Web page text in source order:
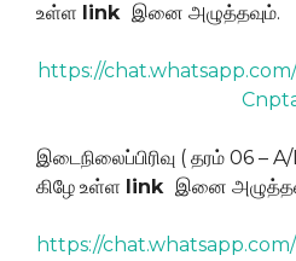
உள்ள link இனை அழுத்தவும்.
https://
இடைநிலைப்பிரிவு ( தரம் 06 –
கிழே உள்ள link இனை
https://